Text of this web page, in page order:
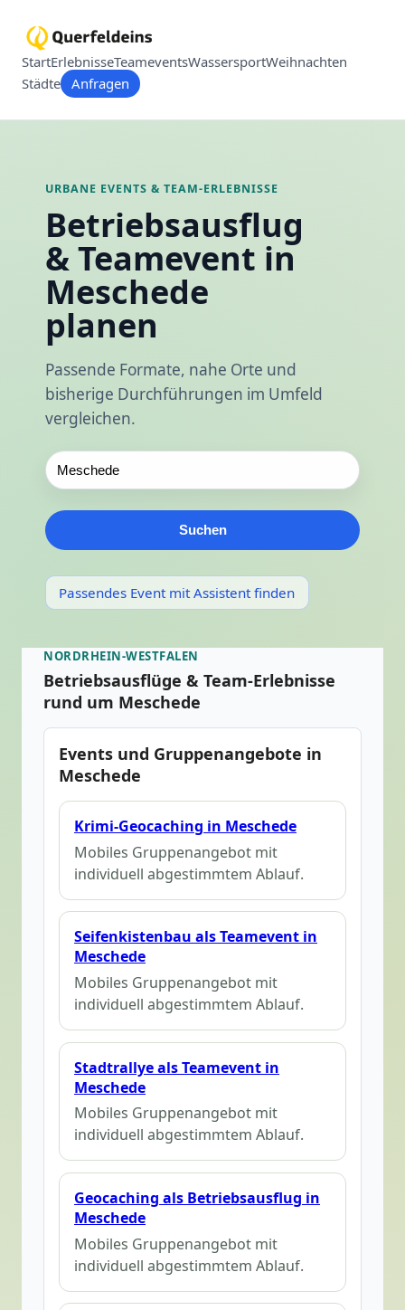
StartErlebnisseTeameventsWassersportWeihnachten
Städte Anfragen
URBANE EVENTS & TEAM-ERLEBNISSE
Betriebsausflug
& Teamevent in
Meschede
planen
Passende Formate, nahe Orte und
bisherige Durchführungen im Umfeld
vergleichen.
Suchen
Passendes Event mit Assistent finden
NORDRHEIN-WESTFALEN
Betriebsausflüge & Team-Erlebnisse
rund um Meschede
Events und Gruppenangebote in
Meschede
Krimi-Geocaching in Meschede
Mobiles Gruppenangebot mit
individuell abgestimmtem Ablauf.
Seifenkistenbau als Teamevent in
Meschede
Mobiles Gruppenangebot mit
individuell abgestimmtem Ablauf.
Stadtrallye als Teamevent in
Meschede
Mobiles Gruppenangebot mit
individuell abgestimmtem Ablauf.
Geocaching als Betriebsausflug in
Meschede
Mobiles Gruppenangebot mit
individuell abgestimmtem Ablauf.